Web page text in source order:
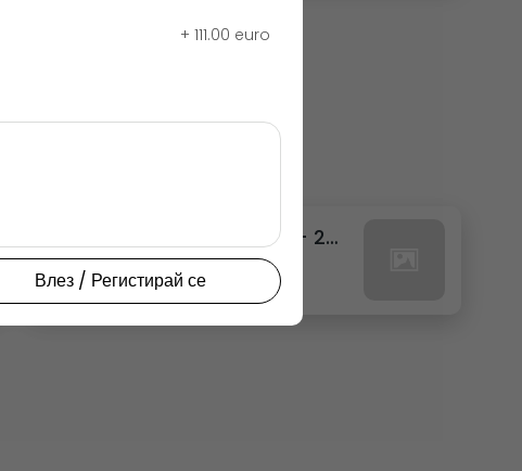
111. ФАНТА ТРОПИКАЛ КЕН - 250МЛ.
0.00 euro
+111.00 euro
Влез / Регистирай се